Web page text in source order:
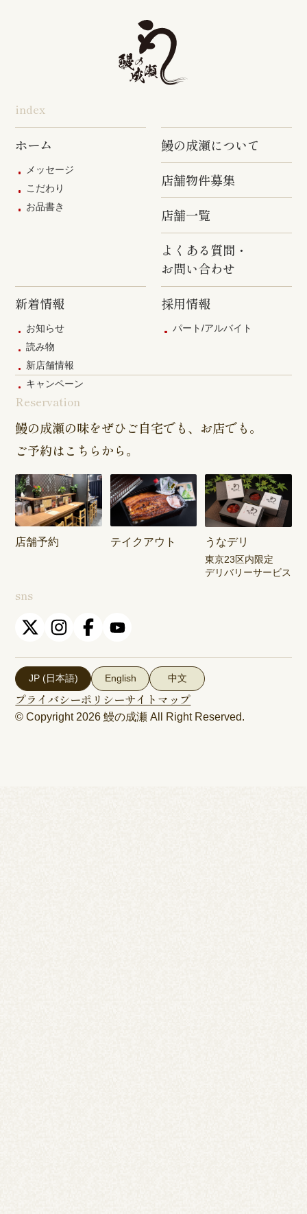
調布駅前店
東上野店
上石神井店 多磨店
京成高砂店 羽村駅前店 武蔵村山店
葛西駅前店
多摩ニュー
index
ホーム
メッセージ
こだわり
お品書き
鰻の成瀬について
店舗物件募集
店舗一覧
よくある質問・
お問い合わせ
新着情報
お知らせ
読み物
新店舗情報
キャンペーン
採用情報
パート/アルバイト
Reservation
鰻の成瀬の味をぜひご自宅でも、お店でも。
ご予約はこちらから。
店舗予約 テイクアウト うなデリ
東京23区内限定
デリバリーサービス
sns
JP (日本語) English 中文
プライバシーポリシーサイトマップ
© Copyright 2026鰻の成瀬 All Right Reserved.